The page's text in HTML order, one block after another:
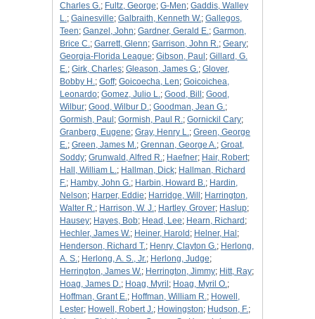
Charles G.; Fultz, George; G-Men; Gaddis, Walley
L.; Gainesville; Galbraith, Kenneth W.; Gallegos,
Teen; Ganzel, John; Gardner, Gerald E.; Garmon,
Brice C.; Garrett, Glenn; Garrison, John R.; Geary;
Georgia-Florida League; Gibson, Paul ; Gillard, G.
E.; Girk, Charles; Gleason, James G.; Glover,
Bobby H.; Goff; Goicoecha, Len; Goicoichea,
Leonardo; Gomez, Julio L.; Good, Bill ; Good,
Wilbur; Good, Wilbur D.; Goodman, Jean G.;
Gormish, Paul ; Gormish, Paul R.; Gornickil Cary;
Granberg, Eugene; Gray, Henry L.; Green, George
E.; Green, James M.; Grennan, George A.; Groat,
Soddy; Grunwald, Alfred R.; Haefner; Hair, Robert;
Hall, William L.; Hallman, Dick; Hallman, Richard
F.; Hamby, John G.; Harbin, Howard B.; Hardin,
Nelson; Harper, Eddie; Harridge, Will ; Harrington,
Walter R.; Harrison, W. J.; Hartley, Grover; Haslup;
Hausey; Hayes, Bob; Head, Lee; Hearn, Richard ;
Hechler, James W.; Heiner, Harold ; Helner, Hal ;
Henderson, Richard T.; Henry, Clayton G.; Herlong,
A. S.; Herlong, A. S., Jr.; Herlong, Judge;
Herrington, James W.; Herrington, Jimmy; Hitt, Ray;
Hoag, James D.; Hoag, Myril ; Hoag, Myril O.;
Hoffman, Grant E.; Hoffman, William R.; Howell,
Lester; Howell, Robert J.; Howingston; Hudson, F.;